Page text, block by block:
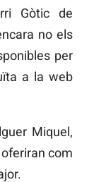
Gòtic de
no els
per
a la web
Miquel,
com